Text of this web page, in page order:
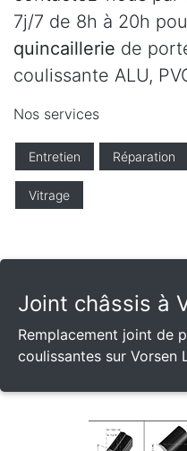
7j/7 de 8h à 20h
quincaillerie de
coulissante ALU,
Nos services
Entretien Réparation
Vitrage
Joint châssis à
Remplacement joint de
coulissantes sur Vorsen